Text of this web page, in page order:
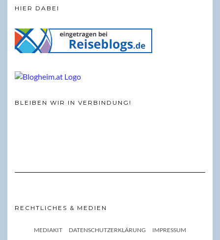
HIER DABEI
BLEIBEN WIR IN VERBINDUNG!
RECHTLICHES & MEDIEN
MEDIAKIT DATENSCHUTZERKLÄRUNG IMPRESSUM